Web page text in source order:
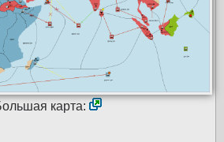
карта: